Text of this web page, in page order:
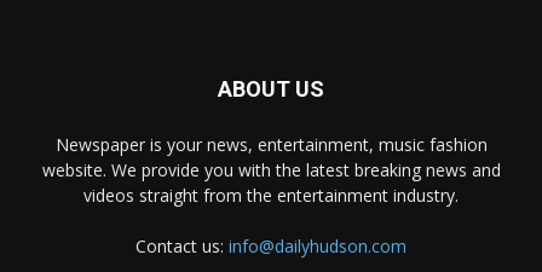
ABOUT US
Newspaper is your news, entertainment, music fashion
website. We provide you with the latest breaking news and
videos straight from the entertainment industry.
Contact us: info@dailyhudson.com